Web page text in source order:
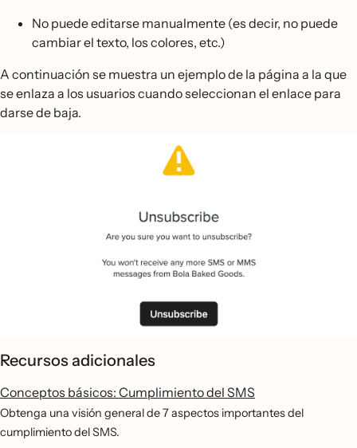
No puede editarse manualmente (es decir, no puede
cambiar el texto, los colores, etc.)
A continuación se muestra un ejemplo de la página a la que
se enlaza a los usuarios cuando seleccionan el enlace para
darse de baja.
Recursos adicionales
Conceptos básicos: Cumplimiento del SMS
Obtenga una visión general de 7 aspectos importantes del
cumplimiento del SMS.